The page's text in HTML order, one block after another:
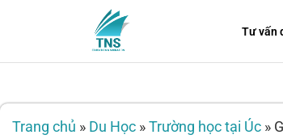
Tư vấn
Trang chủ » Du Học »Trường học tại Úc »